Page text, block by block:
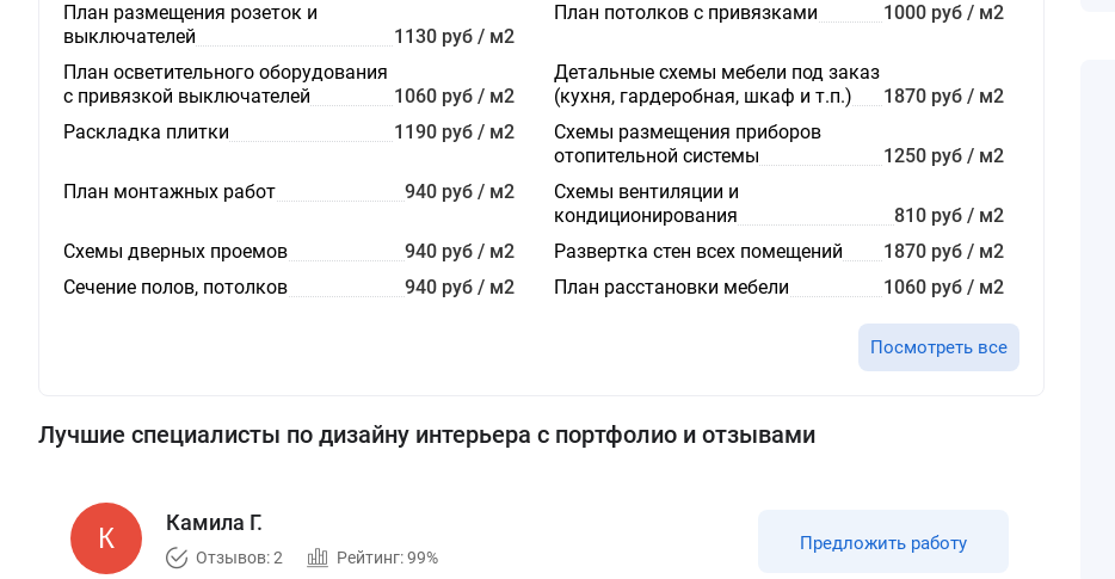
План размещения розеток и
выключателей
1130 руб / м2
План потолков с привязками 1000 руб / м2
План осветительного оборудования
с привязкой выключателей
1060 руб / м2
Детальные схемы мебели под заказ
(кухня, гардеробная, шкаф и т.п.)
1870 руб / м2
Раскладка плитки
1190 руб / м2
Схемы размещения приборов
отопительной системы
1250 руб / м2
План монтажных работ
940 руб / м2
Схемы вентиляции и
кондиционирования
810 руб / м2
Схемы дверных проемов
940 руб / м2 Развертка стен всех помещений
1870 руб / м2
Сечение полов, потолков
940 руб / м2 План расстановки мебели 1060 руб / м2
Посмотреть все
Лучшие специалисты по дизайну интерьера с портфолио и отзывами
Камила Г.
Отзывов: 2 Рейтинг: 99%
Предложить работу